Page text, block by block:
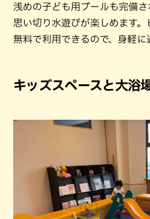
浅めの子ども用プールも完備
思い切り水遊びが楽しめます
無料で利用できるので、身軽に
キッズスペースと大浴